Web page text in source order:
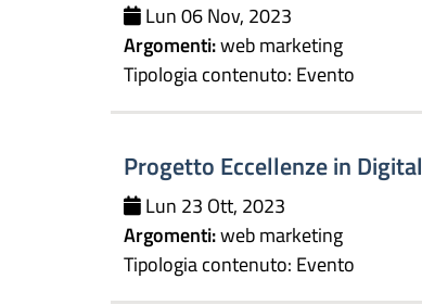
Lun 06 Nov, 2023
Argomenti:web marketing
Tipologia contenuto: Evento
Progetto Eccellenze in
Lun 23 Ott, 2023
Argomenti:web marketing
Tipologia contenuto: Evento